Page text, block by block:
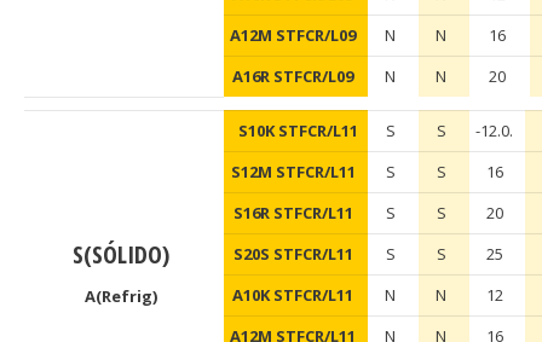
A12M STFCR/L09
N N
16
A16R STFCR/L09
N N 20
S(SÓLIDO)
A(Refrig)
S10K STFCR/L11 S S
-12.0.
S12M STFCR/L11
S S
16
S16R STFCR/L11
S S
20
S20S STFCR/L11
S S
25
A10K STFCR/L11
N N
12
A12M STFCR/L11
N N
16